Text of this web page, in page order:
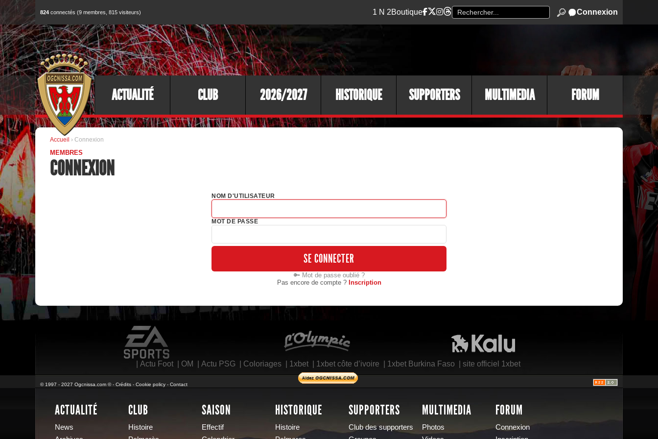
824 connectés (9 membres, 815 visiteurs) 1 N 2Boutique Connexion
ACTUALITÉ CLUB 2026/2027 HISTORIQUE SUPPORTERS MULTIMEDIA FORUM
Accueil › Connexion
MEMBRES
CONNEXION
NOM D'UTILISATEUR
MOT DE PASSE
SE CONNECTER
🔑 Mot de passe oublié ?
Pas encore de compte ? Inscription
Actu Foot| OM Actu PSG| Coloriages| 1xbet| 1xbet côte d’ivoire 1xbet Burkina Faso site officiel 1xbet
© 1997 - 2027 Ogcnissa.com © - Crédits - Cookie policy - Contact
ACTUALITÉ
News
CLUB
Histoire
SAISON
Effectif
HISTORIQUE
Histoire
SUPPORTERS
Club des supporters
MULTIMEDIA
Photos
FORUM
Connexion